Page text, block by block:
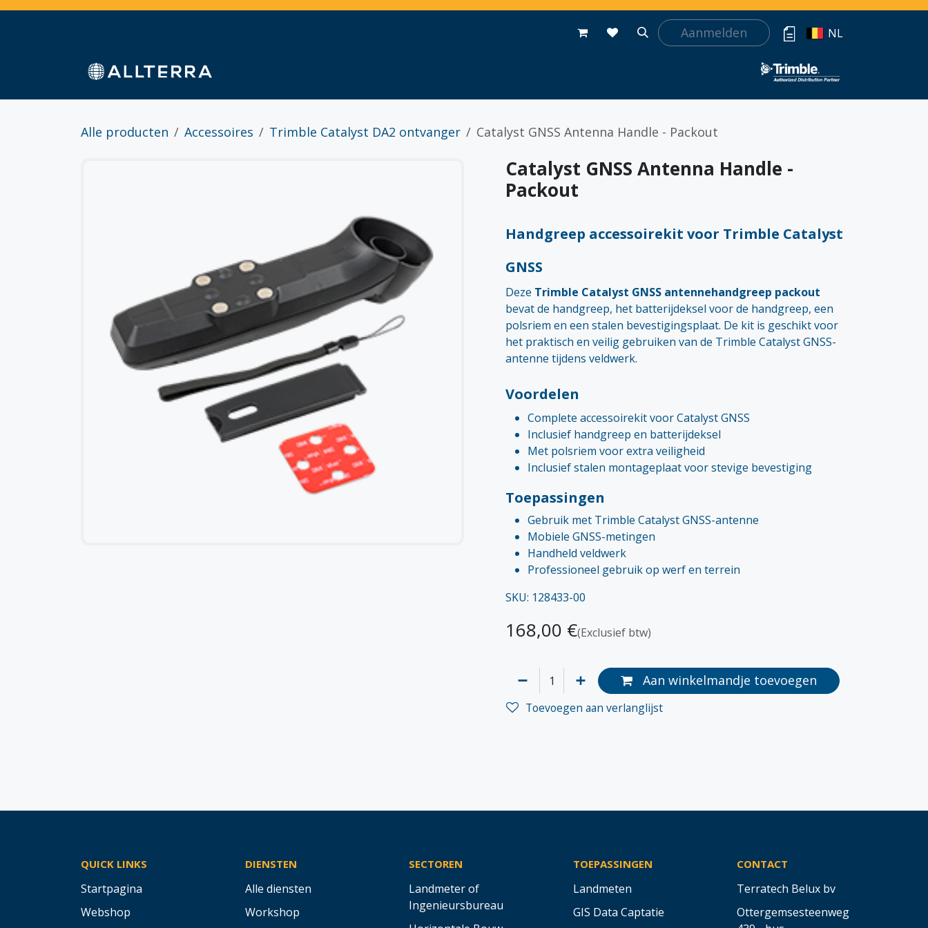
Overslaan naar inhoud
Contact Aanmelden NL
Alle producten Accessoires Trimble Catalyst DA2 ontvanger Catalyst GNSS Antenna Handle - Packout
Catalyst GNSS Antenna Handle -
Packout
Handgreep accessoirekit voor Trimble Catalyst
GNSS
Deze Trimble Catalyst GNSS antennehandgreep packout
bevat de handgreep, het batterijdeksel voor de handgreep, een
polsriem en een stalen bevestigingsplaat. De kit is geschikt voor
het praktisch en veilig gebruiken van de Trimble Catalyst GNSS-
antenne tijdens veldwerk.
Voordelen
Complete accessoirekit voor Catalyst GNSS
Inclusief handgreep en batterijdeksel
Met polsriem voor extra veiligheid
Inclusief stalen montageplaat voor stevige bevestiging
Toepassingen
Gebruik met Trimble Catalyst GNSS-antenne
Mobiele GNSS-metingen
Handheld veldwerk
Professioneel gebruik op werf en terrein
SKU: 128433-00
168,00 €(Exclusief btw)
Aan winkelmandje toevoegen
Toevoegen aan verlanglijst
QUICK LINKS
Startpagina
Webshop
DIENSTEN
Alle diensten
Workshop
SECTOREN
Landmeter of
Ingenieursbureau
TOEPASSINGEN
Landmeten
GIS Data Captatie
CONTACT
Terratech Belux bv
Ottergemsesteenweg